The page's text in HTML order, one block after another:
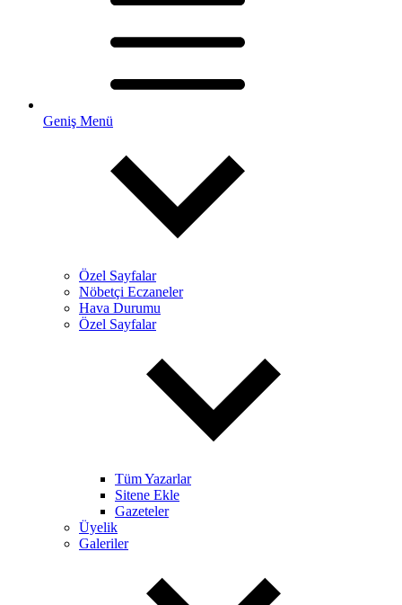
Geniş Menü
Özel Sayfalar
Nöbetçi Eczaneler
Hava Durumu
Özel Sayfalar
Tüm Yazarlar
Sitene Ekle
Gazeteler
Üyelik
Galeriler